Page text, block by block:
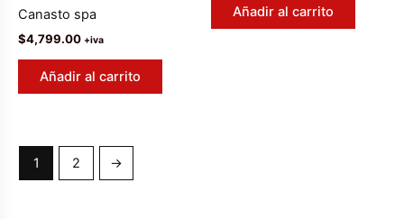
Canasto spa
$4,799.00 +iva
Añadir al carrito
Añadir al carrito
1 2 →